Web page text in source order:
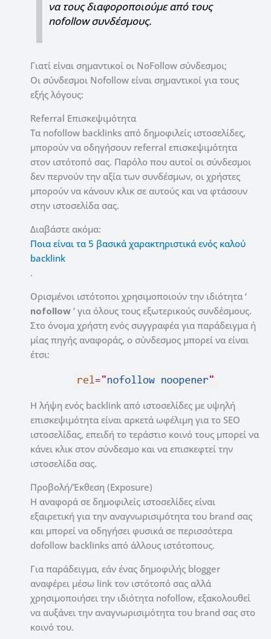
να τους διαφοροποιούμε από τους
nofollow συνδέσμους.
Γιατί είναι σημαντικοί οι NoFollow σύνδεσμοι;
Οι σύνδεσμοι Nofollow είναι σημαντικοί για τους
εξής λόγους:
Referral Επισκεψιμότητα
Τα nofollow backlinks από δημοφιλείς ιστοσελίδες,
μπορούν να οδηγήσουν referral επισκεψιμότητα
στον ιστότοπό σας. Παρόλο που αυτοί οι σύνδεσμοι
δεν περνούν την αξία των συνδέσμων, οι χρήστες
μπορούν να κάνουν κλικ σε αυτούς και να φτάσουν
στην ιστοσελίδα σας.
Διαβάστε ακόμα:
Ποια είναι τα 5 βασικά χαρακτηριστικά ενός καλού
backlink
.
Ορισμένοι ιστότοποι χρησιμοποιούν την ιδιότητα ‘
nofollow ‘ για όλους τους εξωτερικούς συνδέσμους.
Στο όνομα χρήστη ενός συγγραφέα για παράδειγμα ή
μίας πηγής αναφοράς, ο σύνδεσμος μπορεί να είναι
έτσι:
Η λήψη ενός backlink από ιστοσελίδες με υψηλή
επισκεψιμότητα είναι αρκετά ωφέλιμη για το SEO
ιστοσελίδας, επειδή το τεράστιο κοινό τους μπορεί να
κάνει κλικ στον σύνδεσμο και να επισκεφτεί την
ιστοσελίδα σας.
Προβολή/Έκθεση (Exposure)
Η αναφορά σε δημοφιλείς ιστοσελίδες είναι
εξαιρετική για την αναγνωρισιμότητα του brand σας
και μπορεί να οδηγήσει φυσικά σε περισσότερα
dofollow backlinks από άλλους ιστότοπους.
Για παράδειγμα, εάν ένας δημοφιλής blogger
αναφέρει μέσω link τον ιστότοπό σας αλλά
χρησιμοποιήσει την ιδιότητα nofollow, εξακολουθεί
να αυξάνει την αναγνωρισιμότητα του brand σας στο
κοινό του.